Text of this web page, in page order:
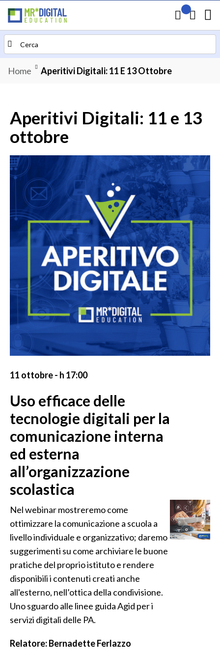
Carrello
Il mio
Search
Home Aperitivi Digitali: 11 E 13 Ottobre
Aperitivi Digitali: 11 e 13
ottobre
11 ottobre - h 17:00
Uso efficace delle
tecnologie digitali per la
comunicazione interna
ed esterna
all’organizzazione
scolastica
Nel webinar mostreremo come
ottimizzare la comunicazione a scuola a
livello individuale e organizzativo; daremo
suggerimenti su come archiviare le buone
pratiche del proprio istituto e rendere
disponibili i contenuti creati anche
all'esterno, nell’ottica della condivisione.
Uno sguardo alle linee guida Agid per i
servizi digitali delle PA.
Relatore: Bernadette Ferlazzo